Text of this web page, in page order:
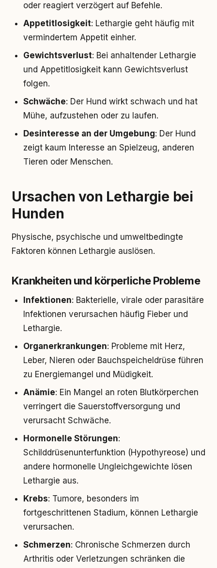
oder reagiert verzögert auf Befehle.
Appetitlosigkeit: Lethargie geht häufig mit
vermindertem Appetit einher.
Gewichtsverlust: Bei anhaltender Lethargie
und Appetitlosigkeit kann Gewichtsverlust
folgen.
Schwäche: Der Hund wirkt schwach und hat
Mühe, aufzustehen oder zu laufen.
Desinteresse an der Umgebung: Der Hund
zeigt kaum Interesse an Spielzeug, anderen
Tieren oder Menschen.
Ursachen von Lethargie bei
Hunden
Physische, psychische und umweltbedingte
Faktoren können Lethargie auslösen.
Krankheiten und körperliche Probleme
Infektionen: Bakterielle, virale oder parasitäre
Infektionen verursachen häufig Fieber und
Lethargie.
Organerkrankungen: Probleme mit Herz,
Leber, Nieren oder Bauchspeicheldrüse führen
zu Energiemangel und Müdigkeit.
Anämie: Ein Mangel an roten Blutkörperchen
verringert die Sauerstoffversorgung und
verursacht Schwäche.
Hormonelle Störungen:
Schilddrüsenunterfunktion (Hypothyreose) und
andere hormonelle Ungleichgewichte lösen
Lethargie aus.
Krebs: Tumore, besonders im
fortgeschrittenen Stadium, können Lethargie
verursachen.
Schmerzen: Chronische Schmerzen durch
Arthritis oder Verletzungen schränken die